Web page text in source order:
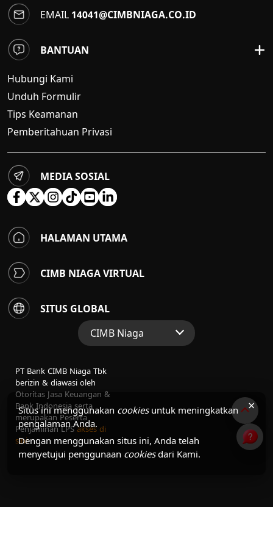
×
Situs ini menggunakan cookiesuntuk meningkatkan
pengalaman Anda.
Dengan menggunakan situs ini, Anda telah
menyetujui penggunaan cookiesdari Kami.
EMAIL 14041@CIMBNIAGA.CO.ID
BANTUAN
Hubungi Kami
Unduh Formulir
Tips Keamanan
Pemberitahuan Privasi
MEDIA SOSIAL
HALAMAN UTAMA
CIMB NIAGA VIRTUAL
SITUS GLOBAL
CIMB Niaga
Perbankan Konsumen
Perbankan Syariah
PT Bank CIMB Niaga Tbk
berizin & diawasi oleh
Otoritas Jasa Keuangan &
Bank Indonesia serta
merupakan Peserta
Penjaminan LPSakses di
sini